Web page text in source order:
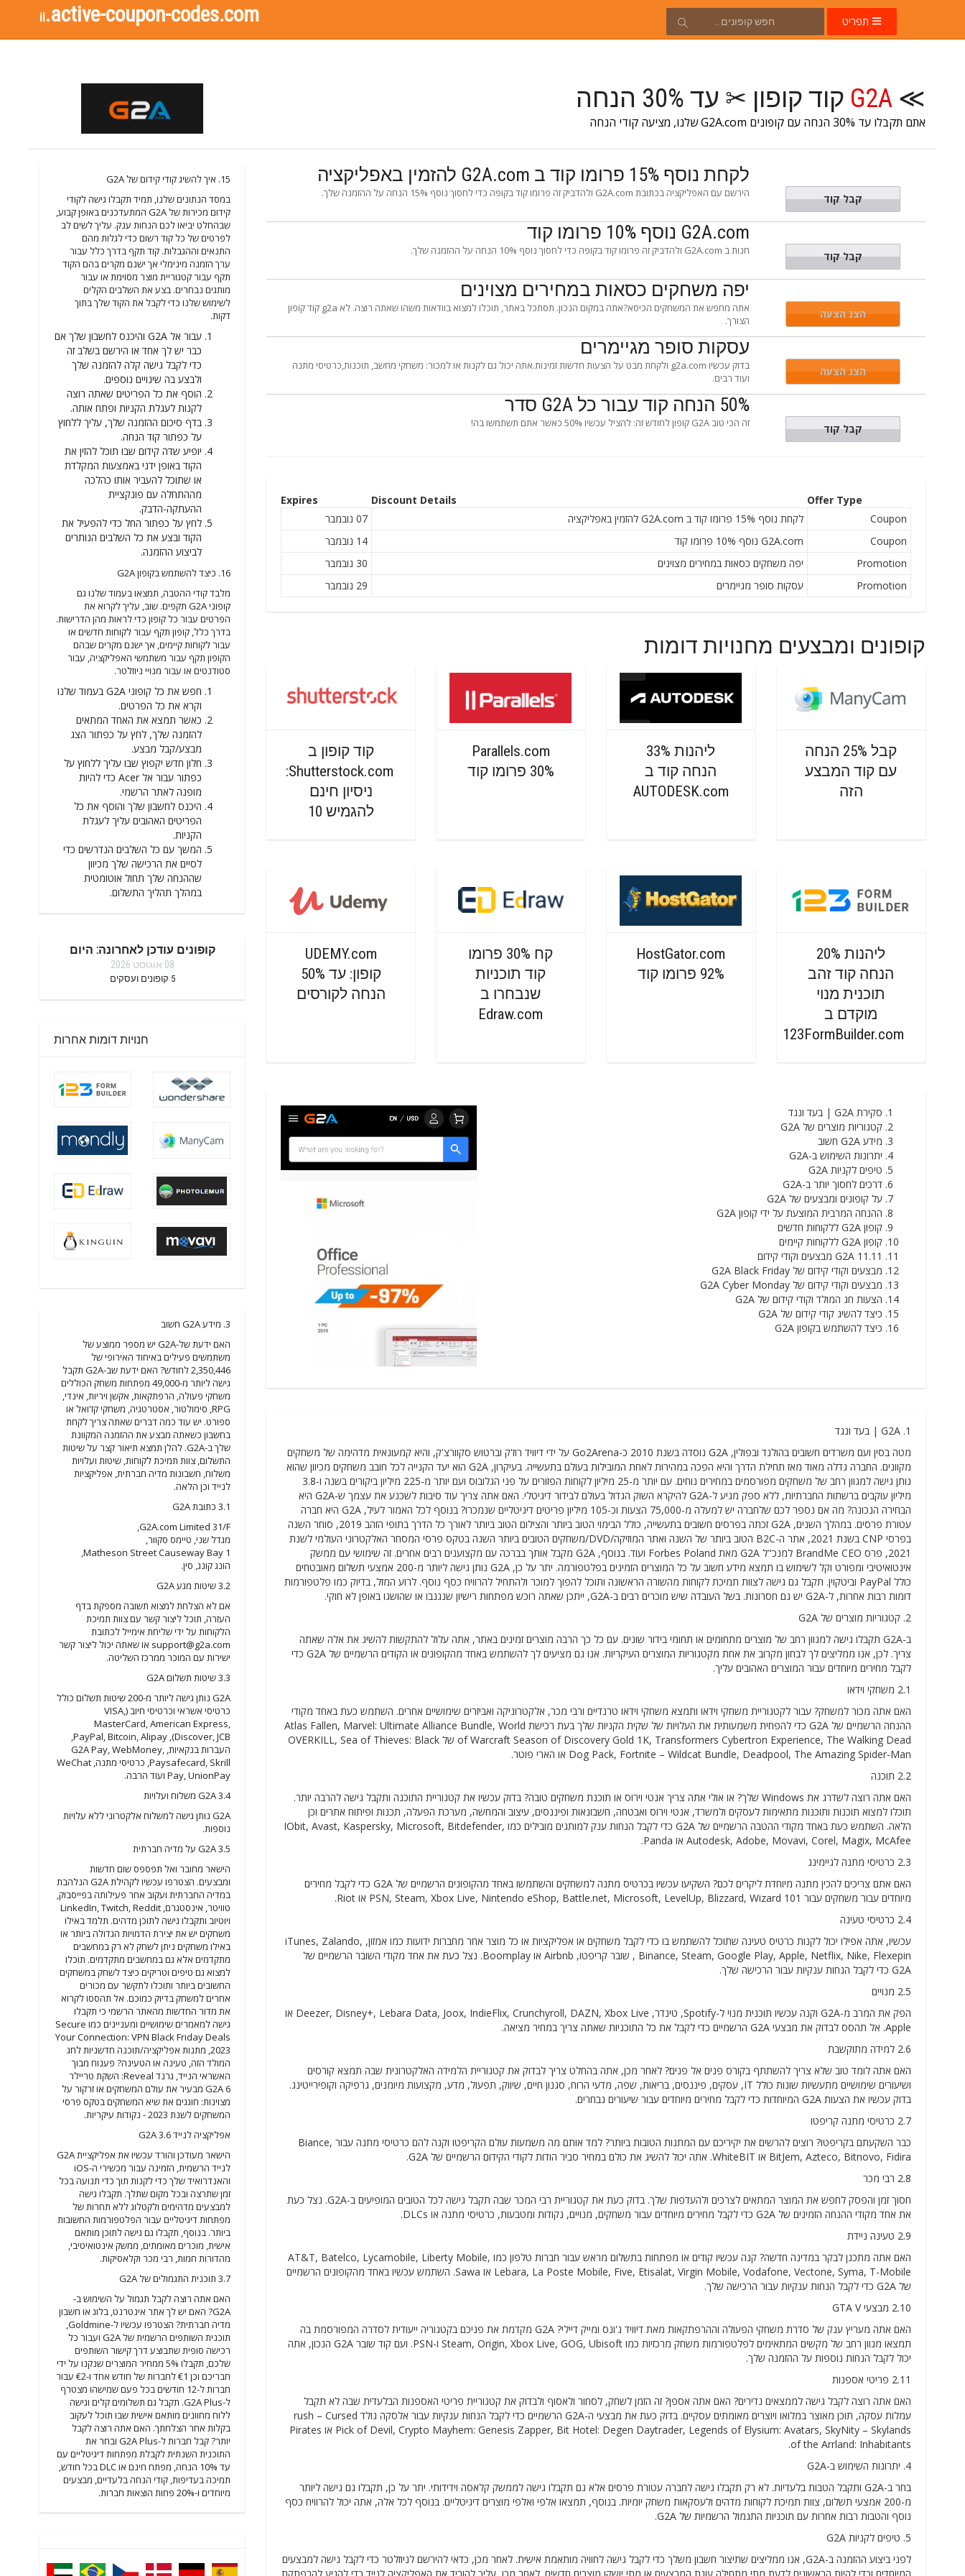
il.active-coupon-codes.com תפריט
≫
G2A קוד קופון ✂ עד 30% הנחה
אתם תקבלו עד 30% הנחה עם קופונים G2A.com שלנו, מציעה קודי הנחה
לקחת נוסף 15% פרומו קוד ב G2A.com להזמין באפליקציה
הירשם עם האפליקציה בכתובת G2A.com ולהדביק זה פרומו קוד בקופה כדי לחסוך נוסף 15% הנחה על ההזמנה שלך. GATE15קבל קוד
G2A.com נוסף 10% פרומו קוד
חנות ב G2A.com ולהדביק זה פרומו קוד בקופה כדי לחסוך נוסף 10% הנחה על ההזמנה שלך. GLESA10קבל קוד
יפה משחקים כסאות במחירים מצוינים
אתה מחפש את המשחקים הכיסא?אתה במקום הנכון. תסתכל באתר, תוכלו למצוא בוודאות משהו שאתה רוצה. לא g2a קוד קופון
הצורך.
הצג הצעה
עסקות סופר מגיימרים
בדוק עכשיו g2a.com ולקחת מבט על הצעות חדשות זמינות.אתה יכול גם לקנות או למכור: משחקי מחשב, תוכנות,כרטיסי מתנה
ועוד רבים.
הצג הצעה
50% הנחה קוד עבור כל G2A סדר
זה הכי טוב G2A קופון לחודש זה: להציל עכשיו 50% כאשר אתם תשתמשו בה! enGamenקבל קוד
Offer Type
Discount Details
Expires
Coupon
לקחת נוסף 15% פרומו קוד ב G2A.com להזמין באפליקציה
07 נובמבר
Coupon
G2A.com נוסף 10% פרומו קוד
14 נובמבר
Promotion
יפה משחקים כסאות במחירים מצוינים
30 נובמבר
Promotion
עסקות סופר מגיימרים 29 נובמבר
קופונים ומבצעים מחנויות דומות
קבל 25% הנחה
עם קוד המבצע
הזה
ליהנות 33%
הנחה קוד ב
AUTODESK.com
Parallels.com
30% פרומו קוד
קוד קופון ב
Shutterstock.com:
ניסיון חינם
להגמיש 10
ליהנות 20%
הנחה קוד זהב
תוכנית מנוי
מוקדם ב
123FormBuilder.com
HostGator.com
92% פרומו קוד
קח 30% פרומו
קוד תוכניות
שנבחרו ב
Edraw.com
UDEMY.com
קופון: עד 50%
הנחה לקורסים
סקירת G2A | בעד ונגד
קטגוריות מוצרים של G2A
מידע G2A חשוב
יתרונות השימוש ב-G2A
טיפים לקניות G2A
דרכים לחסוך יותר ב-G2A
על קופונים ומבצעים של G2A
ההנחה המרבית המוצעת על ידי קופון G2A
קופון G2A ללקוחות חדשים
קופון G2A ללקוחות קיימים
G2A 11.11 מבצעים וקודי קידום
מבצעים וקודי קידום של G2A Black Friday
מבצעים וקודי קידום של G2A Cyber ​​​​Monday
הצעות חג המולד וקודי קידום של G2A
כיצד להשיג קודי קידום של G2A
כיצד להשתמש בקופון G2A
1. G2A | בעד ונגד
מטה בסין ועם משרדים חשובים בהולנד ובפולין, G2A נוסדה בשנת 2010 כ-Go2Arena על ידי דיוויד רוז'ק וברטוש סקוורצ'ק, והיא קמעונאית מדהימה של משחקים
מקוונים. החברה גדלה מאוד מאז תחילת הדרך והיא הפכה במהירות לאחת המובילות בעולם בתעשייה. בעיקרון, G2A הוא יעד הקנייה לכל חובב משחקים מכיוון שהוא
נותן גישה למגוון רחב של משחקים מפורסמים במחירים נוחים. עם יותר מ-25 מיליון לקוחות הפזורים על פני הגלובוס ועם יותר מ-225 מיליון ביקורים בשנה ו-3.8
מיליון עוקבים ברשתות החברתיות, ללא ספק מגיע ל-G2A להיקרא השוק הגדול בעולם לבידור דיגיטלי. האם אתה צריך עוד סיבות לשכנע את עצמך ש-G2A היא
הבחירה הנכונה? מה אם נספר לכם שלחברה יש למעלה מ-75,000 הצעות וכ-105 מיליון פריטים דיגיטליים שנמכרו? בנוסף לכל האמור לעיל, G2A היא חברה
עטורת פרסים. במהלך השנים, G2A זכתה בפרסים חשובים בתעשייה, כולל הבימוי הטוב ביותר והצילום הטוב ביותר לאורך כל הדרך בתופי הזהב 2019, סוחר השנה
בפרסי CNP בשנת 2021, אתר ה-B2C הטוב ביותר של השנה ואתר המוזיקה/DVD/משחקים הטובים ביותר השנה בטקס פרסי המסחר האלקטרוני העולמי לשנת
2021, פרס BrandMe CEO למנכ"ל G2A מאת Forbes Poland ועוד. בנוסף, G2A מקבל אותך בברכה עם מקצוענים רבים אחרים. זה שימושי עם ממשק
אינטואיטיבי ומפורט וקל לשימוש בו תמצא מידע חשוב על כל המוצרים הזמינים בפלטפורמה. יתר על כן, G2A נותן גישה ליותר מ-200 אמצעי תשלום מאובטחים
כולל PayPal וביטקוין. תקבל גם גישה לצוות תמיכת לקוחות מהשורה הראשונה ותוכל להפוך למוכר ולהתחיל להרוויח כסף נוסף. לרוע המזל, בדיוק כמו פלטפורמות
דומות רבות אחרות, ל-G2A יש גם חסרונות. בשל העובדה שיש מוכרים רבים ב-G2A, ייתכן שאתה רוכש מפתחות רישיון שנגנבו או שהושגו באופן לא חוקי.
2. קטגוריות מוצרים של G2A
ב-G2A תקבלו גישה למגוון רחב של מוצרים מתחומים או תחומי בידור שונים. עם כל כך הרבה מוצרים זמינים באתר, אתה עלול להתקשות להשיג את אלה שאתה
צריך. לכן, אנו ממליצים לך לבחון מקרוב את אחת מקטגוריות המוצרים העיקריות. אנו גם מציעים לך להשתמש באחד מהקופונים או הקודים הרשמיים של G2A כדי
לקבל מחירים מיוחדים עבור המוצרים האהובים עליך.
2.1 משחקי וידאו
האם אתה מכור למשחק? עבור לקטגוריית משחקי וידאו ותמצא משחקי וידאו טרנדיים ורבי מכר, אלקטרוניקה ואביזרים שימושיים אחרים. השתמש כעת באחד מקודי
ההנחה הרשמיים של G2A כדי להפחית משמעותית את העלויות של שקית הקניות שלך בעת רכישת Atlas Fallen, Marvel: Ultimate Alliance Bundle, World
of Warcraft Season of Discovery Gold 1K, Transformers Cybertron Experience, The Walking Dead של OVERKILL, Sea of ​​Thieves: Black
Dog Pack, Fortnite – Wildcat Bundle, Deadpool, The Amazing Spider-Man או הארי פוטר.
2.2 תוכנה
האם אתה רוצה לשדרג את Windows שלך? או אולי אתה צריך אנטי וירוס או תוכנת משחקים טובה? בדוק עכשיו את קטגוריית התוכנה ותקבל גישה להרבה יותר.
תוכלו למצוא תוכנות ותוכנות מתאימות לעסקים ולמשרד, אנטי וירוס ואבטחה, חשבונאות ופיננסים, עיצוב והמחשה, מערכת הפעלה, תכנות ופיתוח אתרים וכן
הלאה. השתמש כעת באחד מקודי ההטבה הרשמיים של G2A כדי לקבל הנחות ענק למותגים מובילים כמו IObit, Avast, Kaspersky, Microsoft, Bitdefender,
Autodesk, Adobe, Movavi, Corel, Magix, McAfee או Panda.
2.3 כרטיסי מתנה לגיימינג
האם אתם צריכים להכין מתנה מיוחדת ליקרים לכם? השקיעו עכשיו בכרטיס מתנה למשחקים והשתמשו באחד מהקופונים הרשמיים של G2A כדי לקבל מחירים
מיוחדים עבור משחקים עבור PSN, Steam, Xbox Live, Nintendo eShop, Battle.net, Microsoft, LevelUp, Blizzard, Wizard 101 או Riot.
2.4 כרטיסי טעינה
עכשיו, אתה אפילו יכול לקנות כרטיס טעינה שתוכל להשתמש בו כדי לקבל משחקים או אפליקציות או כל מוצר אחר מחברות ידועות כמו אמזון, iTunes, Zalando,
Binance, Steam, Google Play, Apple, Netflix, Nike, Flexepin , שובר קריפטו, Airbnb או Boomplay. נצל כעת את אחד מקודי השובר הרשמיים של
G2A כדי לקבל הנחות ענקיות עבור הרכישה שלך.
2.5 מנויים
הפק את המרב מ-G2A וקנה עכשיו תוכנית מנוי ל-Spotify, טינדר, Deezer, Disney+, Lebara Data, Joox, IndieFlix, Crunchyroll, DAZN, Xbox Live או
Apple. אל תהסס לבדוק את מבצעי G2A הרשמיים כדי לקבל את כל התוכניות שאתה צריך במחיר מציאה.
2.6 למידה מתוקשבת
האם אתה לומד טוב שלא צריך להשתתף בקורס פנים אל פנים? לאחר מכן, אתה בהחלט צריך לבדוק את קטגוריית הלמידה האלקטרונית שבה תמצא קורסים
ושיעורים שימושיים מתעשיות שונות כולל IT, עסקים, פיננסים, בריאות, שפה, מדעי הרוח, סגנון חיים, שיווק, תפעול, מדע, מקצועות מיומנים, גרפיקה וקופירייטינג.
בדוק עכשיו את הצעות G2A המיוחדות כדי לקבל מחירים מיוחדים עבור שיעורים נבחרים.
2.7 כרטיסי מתנה קריפטו
כבר השקעתם בקריפטו? רוצים להרשים את יקיריכם עם המתנות הטובות ביותר? למד אותם מה משמעות עולם הקריפטו וקנה להם כרטיסי מתנה עבור Biance,
BitJem, Azteco, Bitnovo, Fidira או WhiteBIT. אתה יכול להשיג את כולם במחיר סביר הודות לקודי הקידום הרשמיים של G2A.
2.8 רבי מכר
חסוך זמן והפסק לחפש את המוצר המתאים לצרכים ולהעדפות שלך. בדוק כעת את קטגוריית רבי המכר שבה תקבל גישה לכל הטובים המופיעים ב-G2A. נצל כעת
את אחד מקודי ההנחה הזמינים של G2A כדי לקבל מחירים מיוחדים עבור משחקים, מנויים, נקודות ומטבעות, כרטיסי מתנה או DLCs.
2.9 טעינה ניידת
האם אתה מתכנן לבקר במדינה חדשה? קנה עכשיו קודים או מפתחות בתשלום מראש עבור חברות טלפון כמו AT&T, Batelco, Lycamobile, Liberty Mobile,
Lebara, La Poste Mobile, Five, Etisalat, Virgin Mobile, Vodafone, Vectone, Syma, T-Mobile או Sawa. השתמש עכשיו באחד מהקופונים הרשמיים
של G2A כדי לקבל הנחות ענקיות עבור הרכישה שלך.
2.10 מבצעי GTA V
האם אתה מעריץ ענק של סדרת משחקי הפעולה וההרפתקאות מאת דיוויד ג'ונס ומייק דיילי? G2A מקדמת את פניכם בקטגוריה ייעודית לסדרה המפורסמת בה
תמצאו מגוון רחב של מקשים המתאימים לפלטפורמות משחק מרכזיות כמו Steam, Origin, Xbox Live, GOG, Ubisoft ו-PSN. ועם קוד שובר G2A הנכון, אתה
יכול לקבל הנחות נוספות על ההזמנה שלך.
2.11 פריטי אספנות
האם אתה רוצה לקבל גישה לממצאים נדירים? האם אתה אספן? זה הזמן לשחק, לסחור ולאסוף ולבדוק את קטגוריית פריטי האספנות הבלעדית שבה לא תקבל
עמלות עסקה, תוכן מאוצר במלואו ויוצרים מאומתים עסקיים. בדוק כעת את מבצעי ה-G2A הרשמיים כדי לקבל הנחות ענקיות עבור אלסקה גולד rush – Cursed
Pick of Devil, Crypto Mayhem: Genesis Zapper, Bit Hotel: Degen Daytrader, Legends of Elysium: Avatars, SkyNity – Skylands או Pirates
of the Arrland: Inhabitants.
4. יתרונות השימוש ב-G2A
בחר ב-G2A ותקבל הטבות בלעדיות. לא רק תקבלו גישה לחברה עטורת פרסים אלא גם תקבלו גישה לממשק קלאסה וידידותי. יתר על כן, תקבלו גם גישה ליותר
מ-200 אמצעי תשלום, צוות תמיכת לקוחות מדהים ולעסקאות משחק יומיות. בנוסף, תמצאו אלפי ואלפי מוצרים דיגיטליים. בנוסף לכל אלה, אתה יכול להרוויח כסף
נוסף והטבות רבות אחרות עם תוכניות התגמול הרשמיות של G2A.
5. טיפים לקניות G2A
לפני ביצוע ההזמנה ב-G2A, אנו ממליצים שתיצור חשבון משלך כדי לקבל גישה לחוויה מותאמת אישית. לאחר מכן, כדאי להירשם לניוזלטר כדי לקבל גישה למבצעים
15. איך להשיג קודי קידום של G2A
במסד הנתונים שלנו, תמיד תקבלו גישה לקודי
קידום מכירות של G2A המתעדכנים באופן קבוע,
שבהחלט יביאו לכם הנחות ענק. עליך לשים לב
לפרטים של כל קוד רשום כדי לגלות מהם
התנאים וההגבלות. קוד תקף בדרך כלל עבור
ערך הזמנה מינימלי אך ישנם מקרים בהם הקוד
תקף עבור קטגוריית מוצר מסוימת או עבור
מותגים נבחרים. בצע את השלבים הקלים
לשימוש שלנו כדי לקבל את הקוד שלך בתוך
דקות.
עבור אל G2A והיכנס לחשבון שלך אם
כבר יש לך אחד או הירשם בשלב זה
כדי לקבל גישה קלה להזמנה שלך
ולבצע בה שינויים נוספים.
הוסף את כל הפריטים שאתה רוצה
לקנות לעגלת הקניות ופתח אותה.
בדף סיכום ההזמנה שלך, עליך ללחוץ
על כפתור קוד הנחה.
יופיע שדה קידום שבו תוכל להזין את
הקוד באופן ידני באמצעות המקלדת
או שתוכל להעביר אותו כהלכה
מההתחלה עם פונקציית
ההעתקה-הדבק.
לחץ על כפתור החל כדי להפעיל את
הקוד ובצע את כל השלבים הנותרים
לביצוע ההזמנה.
16. כיצד להשתמש בקופון G2A
מלבד קודי ההטבה, תמצאו בעמוד שלנו גם
קופוני G2A תקפים. שוב, עליך לקרוא את
הפרטים עבור כל קופון כדי לראות מהן הדרישות.
בדרך כלל, קופון תקף עבור לקוחות חדשים או
עבור לקוחות קיימים, אך ישנם מקרים שבהם
הקופון תקף עבור משתמשי האפליקציה, עבור
סטודנטים או עבור מנויי ניוזלטר.
חפש את כל קופוני G2A בעמוד שלנו
וקרא את כל הפרטים.
כאשר תמצא את האחד המתאים
להזמנה שלך, לחץ על כפתור הצג
מבצע/קבל מבצע.
חלון חדש יקפוץ שבו עליך ללחוץ על
כפתור עבור אל Acer כדי להיות
מופנה לאתר הרשמי.
היכנס לחשבון שלך והוסף את כל
הפריטים האהובים עליך לעגלת
הקניות.
המשך עם כל השלבים הנדרשים כדי
לסיים את הרכישה שלך מכיוון
שההנחה שלך תחול אוטומטית
במהלך תהליך התשלום.
קופונים עודכן לאחרונה: היום
08 אוגוסט 2026
5 קופונים ועסקים
חנויות דומות אחרות
3. מידע G2A חשוב
האם ידעת של-G2A יש מספר ממוצע של
משתמשים פעילים באיחוד האירופי של
2,350,446 לחודש? האם ידעת שב-G2A תקבל
גישה ליותר מ-49,000 מפתחות משחק הכוללים
משחקי פעולה, הרפתקאות, אקשן ויריות, אינדי,
RPG, סימולטור, אסטרטגיה, משחקי קז'ואל או
ספורט. יש עוד כמה דברים שאתה צריך לקחת
בחשבון כשאתה מבצע את ההזמנה המקוונת
שלך ב-G2A. להלן תמצא תיאור קצר על שיטות
התשלום, צוות תמיכת לקוחות, שיטות ועלויות
משלוח, חשבונות מדיה חברתית, אפליקציות
לנייד וכן הלאה.
3.1 כתובת G2A
G2A.com Limited 31/F,
מגדל שני, טיימס סקוור,
1 Matheson Street Causeway Bay,
הונג קונג, סין.
3.2 שיטות מגע G2A
אם לא הצלחת למצוא תשובה מספקת בדף
העזרה, תוכל ליצור קשר עם צוות תמיכת
הלקוחות על ידי שליחת אימייל לכתובת
support@g2a.com או שאתה יכול ליצור קשר
ישירות עם המוכר ממרכז השליטה.
3.3 שיטות תשלום G2A
G2A נותן גישה ליותר מ-200 שיטות תשלום כולל
כרטיסי אשראי וכרטיסי חיוב (VISA,
MasterCard, American Express,
Discover, JCB), PayPal, Bitcoin, Alipay,
העברות בנקאיות, G2A Pay, WebMoney,
Paysafecard, Skrill, כרטיסי מתנה, WeChat
Pay, UnionPay ועוד הרבה.
3.4 G2A משלוח ועלויות
G2A נותן גישה למשלוח אלקטרוני ללא עלויות
נוספות.
3.5 G2A על מדיה חברתית
הישאר מחובר ואל תפספס שום חדשות
ומבצעים. הצטרפו עכשיו לקהילת G2A הנלהבת
במדיה החברתית ועקוב אחר פעילותה בפייסבוק,
טוויטר, אינסטגרם, LinkedIn, Twitch, Reddit
ויוטיוב ותקבלו גישה לתוכן מדהים. תלמד באילו
משחקים יש את יצירת הדמויות הגדולה ביותר או
באילו משחקים ניתן לשחק לא רק במחשבים
מתקדמים אלא גם במחשבים מתקדמים. תוכלו
למצוא גם טיפים וטריקים כיצד לשחק במשחקים
החשובים ביותר ותוכלו לתקשר עם מכורים
אחרים למשחק בדיוק כמוכם. אל תהססו לקרוא
את מדור החדשות מהאתר הרשמי כי תקבלו
גישה למאמרים שימושיים ומעניינים כמו Secure
Your Connection: VPN Black Friday Deals
2023, מתנות אפליקציה/תוכנה חדשניות לחג
המולד הזה, טעינה או הטעינה? פענוח מבוך
האשראי הנייד, גרנד Reveal: השקת טריילר
G2A 6 מבעיר את עולם המשחקים או זרקור על
מצוינות: חוגגים את שיא המשחקים בטקס פרסי
המשחקים לשנת 2023 - נקודות עיקריות.
אפליקציה לנייד 3.6 G2A
הישאר מעודכן והורד עכשיו את אפליקציית G2A
לנייד הרשמית, הזמינה עבור מכשירי ה-iOS
והאנדרואיד שלך כדי לקנות תוך כדי תנועה בכל
זמן שתרצה ובכל מקום שתלך. תקבלו גישה
למבצעים מדהימים ולקטלוג ללא תחרות של
מפתחות דיגיטליים עבור הפלטפורמות החשובות
ביותר. בנוסף, תקבלו גם גישה לתוכן מותאם
אישית, מוכרים מאומתים, ממשק אינטואיטיבי,
מהדורות חמות, רבי מכר וקלאסיקות.
3.7 תוכנית התגמולים של G2A
האם אתה רוצה לקבל תגמול על השימוש ב-
G2A? האם יש לך אתר אינטרנט, בלוג או חשבון
מדיה חברתית? הצטרפו עכשיו ל-Goldmine,
תוכנית השותפים הרשמית של G2A ועבור כל
רכישה סופית שתבוצע דרך קישור השותפים
שלכם, תקבלו 5% ממחיר המוצרים שנקנו על ידי
חבריכם וכן €1 לחברות של חודש אחד ו-€2 עבור
חברות ל-12 חודשים בכל פעם שמישהו מצטרף
ל-G2A Plus. תקבל גם תשלומים קלים וגישה
ללוח מחוונים מותאם אישית שבו תוכל לעקוב
בקלות אחר הצלחתך. האם אתה רוצה לקבל
יותר? קבל חברות ל-G2A Plus ובחר את
התוכנית השנתית לקבלת מפתחות דיגיטליים עם
עד 10% הנחה, מפתח חינם או DLC בכל חודש,
תמיכה בעדיפות, קודי הנחה בלעדיים, מבצעים
מיוחדים ו-20% פחות הוצאות חברות.